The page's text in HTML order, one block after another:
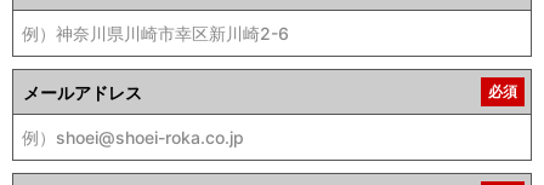
メールアドレス 必須